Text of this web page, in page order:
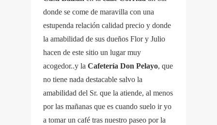
donde se come de maravilla con una
estupenda relación calidad precio y donde
la amabilidad de sus dueños Flor y Julio
hacen de este sitio un lugar muy
acogedor..y la Cafetería Don Pelayo, que
no tiene nada destacable salvo la
amabilidad del Sr. que la atiende, al menos
por las mañanas que es cuando suelo ir yo
a tomar un café tras nuestro paseo por la